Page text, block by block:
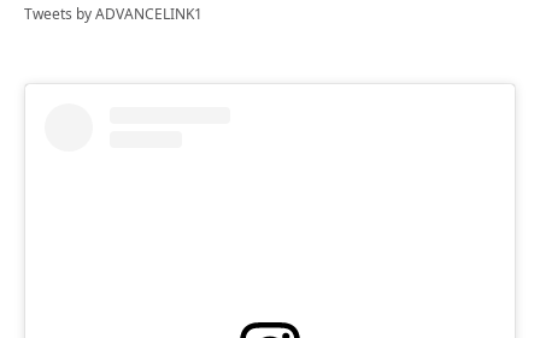
Tweets by ADVANCELINK1